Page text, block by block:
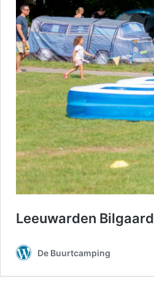
Leeuwarden Bilgaard
De Buurtcamping